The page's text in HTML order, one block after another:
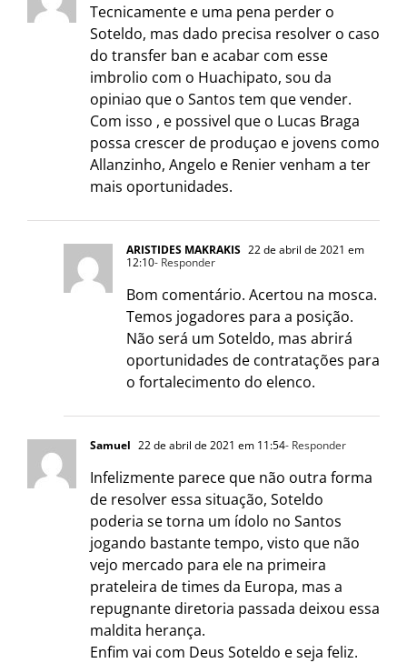
Tecnicamente e uma pena perder o
Soteldo, mas dado precisa resolver o caso
do transfer ban e acabar com esse
imbrolio com o Huachipato, sou da
opiniao que o Santos tem que vender.
Com isso , e possivel que o Lucas Braga
possa crescer de produçao e jovens como
Allanzinho, Angelo e Renier venham a ter
mais oportunidades.
ARISTIDES MAKRAKIS 22 de abril de 2021 em
12:10- Responder
Bom comentário. Acertou na mosca.
Temos jogadores para a posição.
Não será um Soteldo, mas abrirá
oportunidades de contratações para
o fortalecimento do elenco.
Samuel 22 de abril de 2021 em 11:54- Responder
Infelizmente parece que não outra forma
de resolver essa situação, Soteldo
poderia se torna um ídolo no Santos
jogando bastante tempo, visto que não
vejo mercado para ele na primeira
prateleira de times da Europa, mas a
repugnante diretoria passada deixou essa
maldita herança.
Enfim vai com Deus Soteldo e seja feliz.